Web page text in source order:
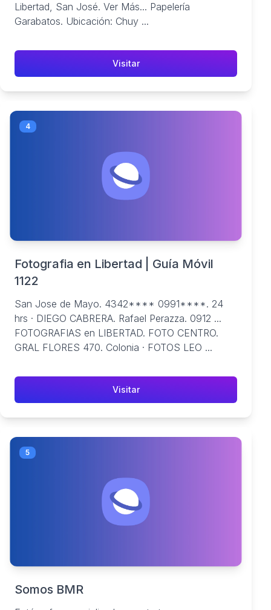
Libertad, San José. Ver Más... Papelería
Garabatos. Ubicación: Chuy ...
Visitar
4
Fotografia en Libertad | Guía Móvil
1122
San Jose de Mayo. 4342**** 0991****. 24
hrs · DIEGO CABRERA. Rafael Perazza. 0912 ...
FOTOGRAFIAS en LIBERTAD. FOTO CENTRO.
GRAL FLORES 470. Colonia · FOTOS LEO ...
Visitar
5
Somos BMR